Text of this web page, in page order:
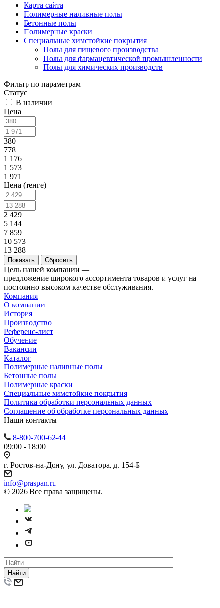
Карта сайта
Полимерные наливные полы
Бетонные полы
Полимерные краски
Специальные химстойкие покрытия
Полы для пищевого производства
Полы для фармацевтической промышленности
Полы для химических производств
Фильтр по параметрам
Статус
В наличии
Цена
380
778
1 176
1 573
1 971
Цена (тенге)
2 429
5 144
7 859
10 573
13 288
Сбросить
Цель нашей компании —
предложение широкого ассортимента товаров и услуг на
постоянно высоком качестве обслуживания.
Компания
О компании
История
Производство
Референс-лист
Обучение
Вакансии
Каталог
Полимерные наливные полы
Бетонные полы
Полимерные краски
Специальные химстойкие покрытия
Политика обработки персональных данных
Cоглашение об обработке персональных данных
Наши контакты
8-800-700-62-44
09:00 - 18:00
г. Ростов-на-Дону, ул. Доватора, д. 154-Б
info@praspan.ru
© 2026 Все права защищены.
Найти